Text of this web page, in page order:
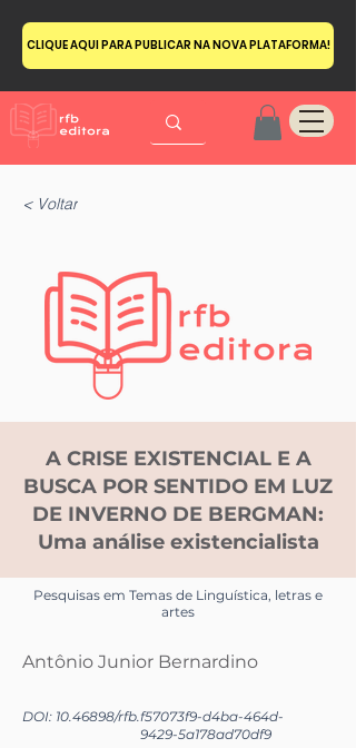
CLIQUE AQUI PARA PUBLICAR NA NOVA PLATAFORMA!
< Voltar
A CRISE EXISTENCIAL E A
BUSCA POR SENTIDO EM LUZ
DE INVERNO DE BERGMAN:
Uma análise existencialista
Pesquisas em Temas de Linguística, letras e
artes
Antônio Junior Bernardino
DOI: 10.46898/rfb.f57073f9-d4ba-464d-
9429-5a178ad70df9